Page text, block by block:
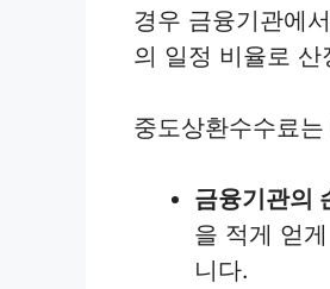
경우 금융기관에
의 일정 비율로
중도상환수수료
금융기관의
을 적게 얻
니다.